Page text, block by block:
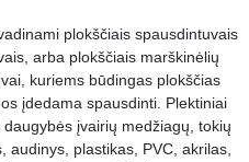
plokščiais spausdintuvais
arba plokščiais marškinėlių
kuriems būdingas plokščias
įdedama spausdinti. Plektiniai
įvairių medžiagų, tokių
audinys, plastikas, PVC, akrilas,